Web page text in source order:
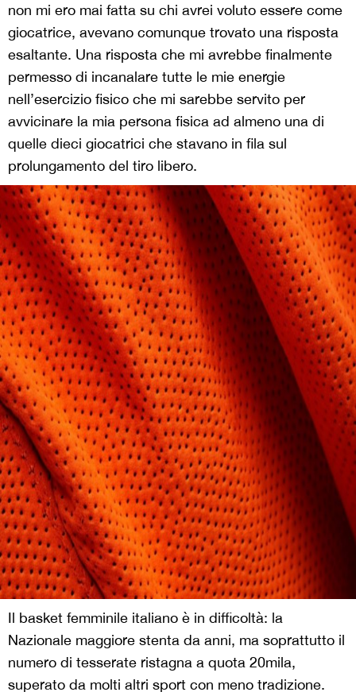
non mi ero mai fatta su chi avrei voluto essere come
giocatrice, avevano comunque trovato una risposta
esaltante. Una risposta che mi avrebbe finalmente
permesso di incanalare tutte le mie energie
nell’esercizio fisico che mi sarebbe servito per
avvicinare la mia persona fisica ad almeno una di
quelle dieci giocatrici che stavano in fila sul
prolungamento del tiro libero.
Il basket femminile italiano è in difficoltà: la
Nazionale maggiore stenta da anni, ma soprattutto il
numero di tesserate ristagna a quota 20mila,
superato da molti altri sport con meno tradizione.